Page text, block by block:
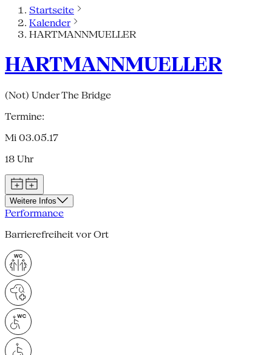
Startseite
Kalender
HARTMANNMUELLER
HARTMANNMUELLER
(Not) Under The Bridge
Termine:
Mi 03.05.17
18 Uhr
Weitere Infos
Performance
Barrierefreiheit vor Ort